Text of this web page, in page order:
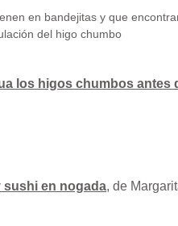
en bandejitas y que
del higo chumbo
los higos chumbos antes
sushi en nogada, de